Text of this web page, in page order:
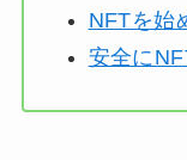
NFTを始
安全に